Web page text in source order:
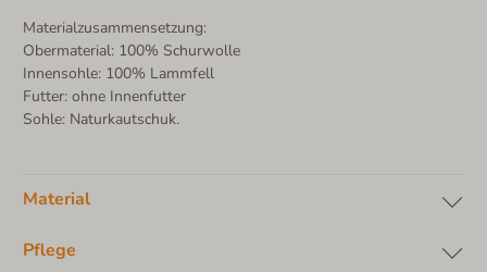
Materialzusammensetzung:
Obermaterial: 100% Schurwolle
Innensohle: 100% Lammfell
Futter: ohne Innenfutter
Sohle: Naturkautschuk.
Material
Pflege